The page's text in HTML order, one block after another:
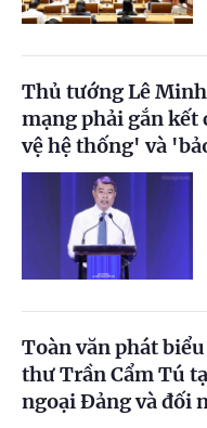
Thủ tướng Lê
mạng phải gắn kết
vệ hệ thống' và
Toàn văn phát
thư Trần Cẩm Tú
ngoại Đảng và đối